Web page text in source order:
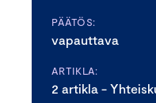
PÄÄTÖS:
vapauttava
ARTIKLA:
2 artikla -